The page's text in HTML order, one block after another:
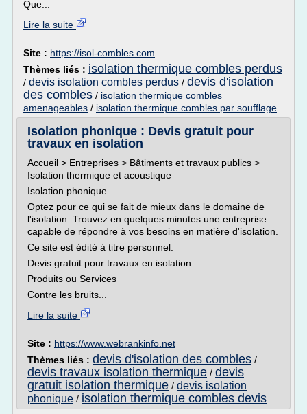
Que...
Lire la suite
Site : https://isol-combles.com
Thèmes liés : isolation thermique combles perdus
/ devis isolation combles perdus / devis d'isolation
des combles / isolation thermique combles
amenageables / isolation thermique combles par soufflage
Isolation phonique : Devis gratuit pour
travaux en isolation
Accueil > Entreprises > Bâtiments et travaux publics >
Isolation thermique et acoustique
Isolation phonique
Optez pour ce qui se fait de mieux dans le domaine de
l'isolation. Trouvez en quelques minutes une entreprise
capable de répondre à vos besoins en matière d'isolation.
Ce site est édité à titre personnel.
Devis gratuit pour travaux en isolation
Produits ou Services
Contre les bruits...
Lire la suite
Site : https://www.webrankinfo.net
Thèmes liés : devis d'isolation des combles /
devis travaux isolation thermique / devis
gratuit isolation thermique / devis isolation
phonique / isolation thermique combles devis